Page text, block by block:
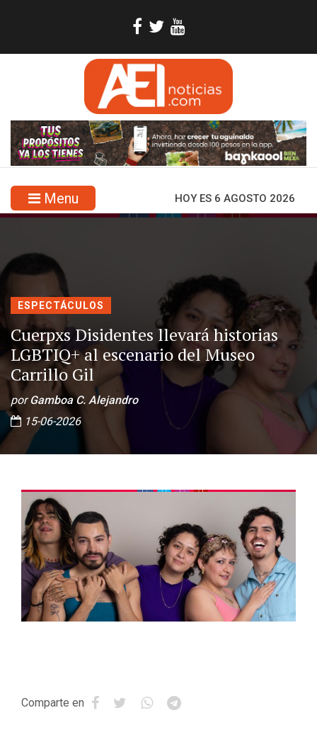
Menu HOY ES 6 AGOSTO 2026
ESPECTÁCULOS
Cuerpxs Disidentes llevará historias
LGBTIQ+ al escenario del Museo
Carrillo Gil
porGamboa C. Alejandro
15-06-2026
Comparte en